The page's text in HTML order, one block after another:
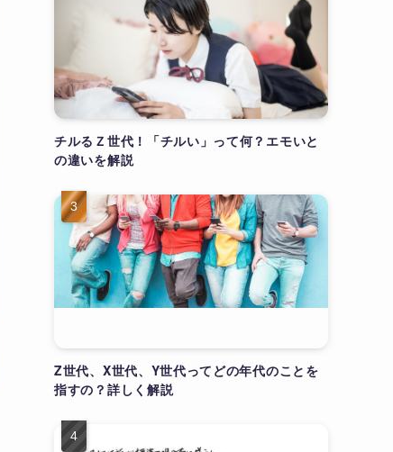
チルるＺ世代！「チルい」って何？エモいと
の違いを解説
Z世代、X世代、Y世代ってどの年代のことを
指すの？詳しく解説